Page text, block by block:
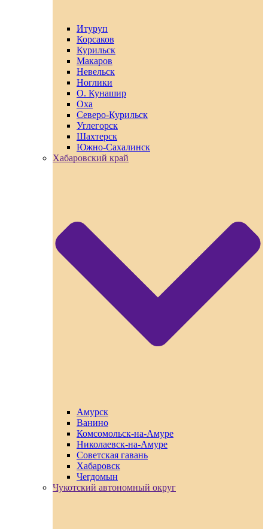
Итуруп
Корсаков
Курильск
Макаров
Невельск
Ноглики
О. Кунашир
Оха
Северо-Курильск
Углегорск
Шахтерск
Южно-Сахалинск
Хабаровский край
Амурск
Ванино
Комсомольск-на-Амуре
Николаевск-на-Амуре
Советская гавань
Хабаровск
Чегдомын
Чукотский автономный округ